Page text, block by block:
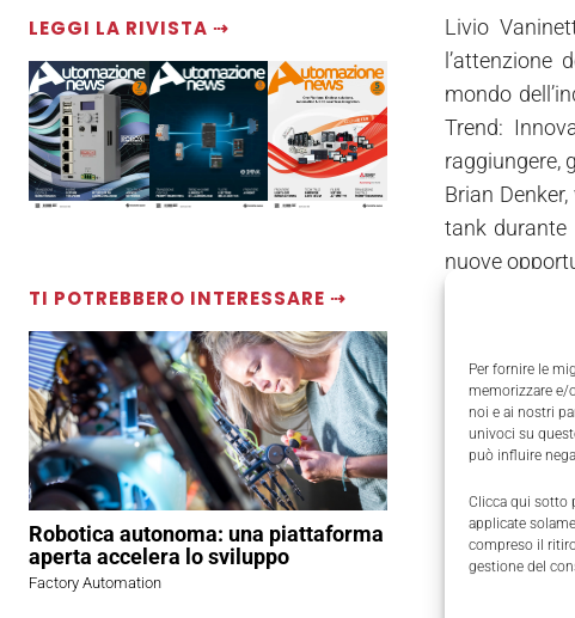
Per fornire le
memorizzare e/
noi e ai nostri
univoci su
può influire
Clicca qui sotto
applicate
compreso il
gestione del
LEGGI LA RIVISTA ⇢
TI POTREBBERO INTERESSARE ⇢
Robotica autonoma: una piattaforma
aperta accelera lo sviluppo
Factory Automation
Livio
l’attenzione
mondo
Trend:
raggiungere,
Brian
tank durante
nuove
Un